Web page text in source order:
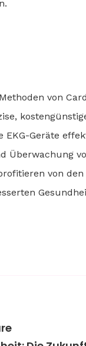
von
EKG-Geräte
Überwachung
von